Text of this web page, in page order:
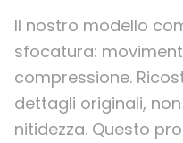
Il nostro modello
sfocatura:
compressione.
dettagli originali,
nitidezza. Questo